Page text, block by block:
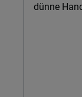
dünne